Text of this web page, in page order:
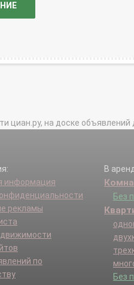
на доске объявлений
информация
рекламы
по
В
Без
Без